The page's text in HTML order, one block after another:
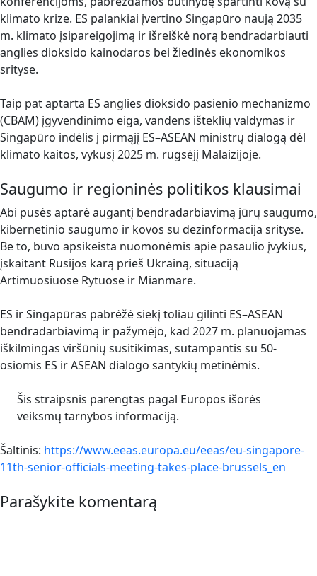
klimato krize. ES palankiai įvertino Singapūro naują 2035
m. klimato įsipareigojimą ir išreiškė norą bendradarbiauti
anglies dioksido kainodaros bei žiedinės ekonomikos
srityse.
Taip pat aptarta ES anglies dioksido pasienio mechanizmo
(CBAM) įgyvendinimo eiga, vandens išteklių valdymas ir
Singapūro indėlis į pirmąjį ES–ASEAN ministrų dialogą dėl
klimato kaitos, vykusį 2025 m. rugsėjį Malaizijoje.
Saugumo ir regioninės politikos klausimai
Abi pusės aptarė augantį bendradarbiavimą jūrų saugumo,
kibernetinio saugumo ir kovos su dezinformacija srityse.
Be to, buvo apsikeista nuomonėmis apie pasaulio įvykius,
įskaitant Rusijos karą prieš Ukrainą, situaciją
Artimuosiuose Rytuose ir Mianmare.
ES ir Singapūras pabrėžė siekį toliau gilinti ES–ASEAN
bendradarbiavimą ir pažymėjo, kad 2027 m. planuojamas
iškilmingas viršūnių susitikimas, sutampantis su 50-
osiomis ES ir ASEAN dialogo santykių metinėmis.
Šis straipsnis parengtas pagal Europos išorės
veiksmų tarnybos informaciją.
Šaltinis: https://www.eeas.europa.eu/eeas/eu-singapore-
11th-senior-officials-meeting-takes-place-brussels_en
Parašykite komentarą